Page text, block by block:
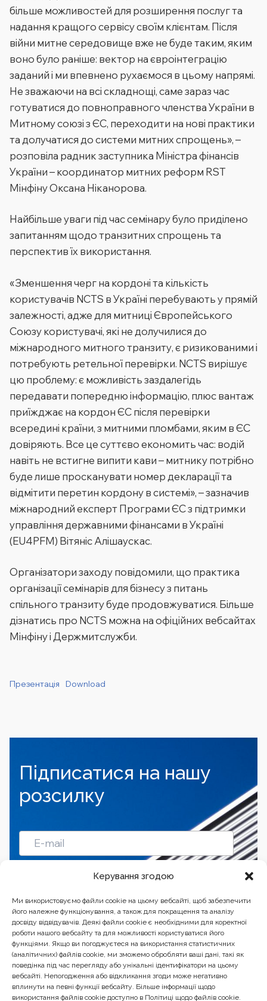
Керування згодою
Ми використовуємо файли cookie на цьому вебсайті, щоб забезпечити
його належне функціонування, а також для покращення та аналізу
досвіду відвідувачів. Деякі файли cookie є необхідними для коректної
роботи нашого вебсайту та для можливості користуватися його
функціями. Якщо ви погоджуєтеся на використання статистичних
(аналітичних) файлів cookie, ми зможемо обробляти ваші дані, такі як
поведінка під час перегляду або унікальні ідентифікатори на цьому
вебсайті. Непогодження або відкликання згоди може негативно
вплинути на певні функції вебсайту. Більше інформації щодо
використання файлів cookie доступно в Політиці щодо файлів cookie.
більше можливостей для розширення послуг та
надання кращого сервісу своїм клієнтам. Після
війни митне середовище вже не буде таким, яким
воно було раніше: вектор на євроінтеграцію
заданий і ми впевнено рухаємося в цьому напрямі.
Не зважаючи на всі складнощі, саме зараз час
готуватися до повноправного членства України в
Митному союзі з ЄС, переходити на нові практики
та долучатися до системи митних спрощень», –
розповіла радник заступника Міністра фінансів
України – координатор митних реформ RST
Мінфіну Оксана Ніканорова.
Найбільше уваги під час семінару було приділено
запитанням щодо транзитних спрощень та
перспектив їх використання.
«Зменшення черг на кордоні та кількість
користувачів NCTS в Україні перебувають у прямій
залежності, адже для митниці Європейського
Союзу користувачі, які не долучилися до
міжнародного митного транзиту, є ризикованими і
потребують ретельної перевірки. NCTS вирішує
цю проблему: є можливість заздалегідь
передавати попередню інформацію, плюс вантаж
приїжджає на кордон ЄС після перевірки
всередині країни, з митними пломбами, яким в ЄС
довіряють. Все це суттєво економить час: водій
навіть не встигне випити кави – митнику потрібно
буде лише просканувати номер декларації та
відмітити перетин кордону в системі», – зазначив
міжнародний експерт Програми ЄС з підтримки
управління державними фінансами в Україні
(EU4PFM) Вітяніс Алішаускас.
Організатори заходу повідомили, що практика
організації семінарів для бізнесу з питань
спільного транзиту буде продовжуватися. Більше
дізнатись про NCTS можна на офіційних вебсайтах
Мінфіну і Держмитслужби.
Презентація Download
Підписатися на нашу
розсилку
Підписатись